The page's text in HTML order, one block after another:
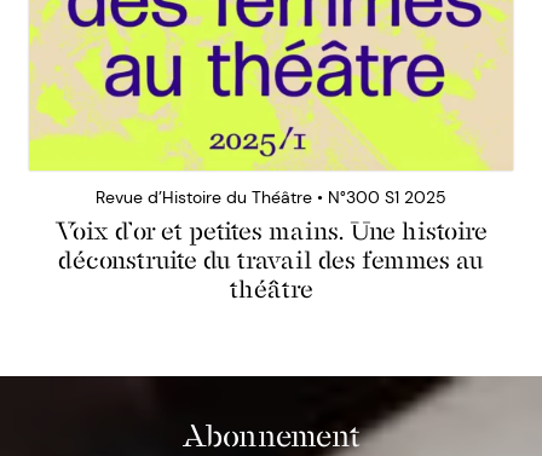
Revue d’Histoire du Théâtre • N°300 S1 2025
Voix d’or et petites mains. Une histoire
déconstruite du travail des femmes au
théâtre
Abonnement